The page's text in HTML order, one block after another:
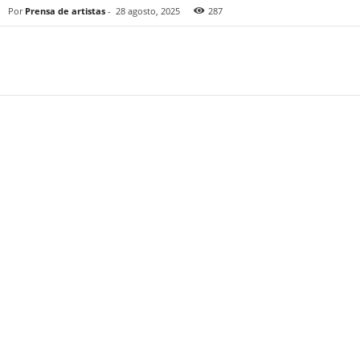
Por Prensa de artistas - 28 agosto, 2025 287